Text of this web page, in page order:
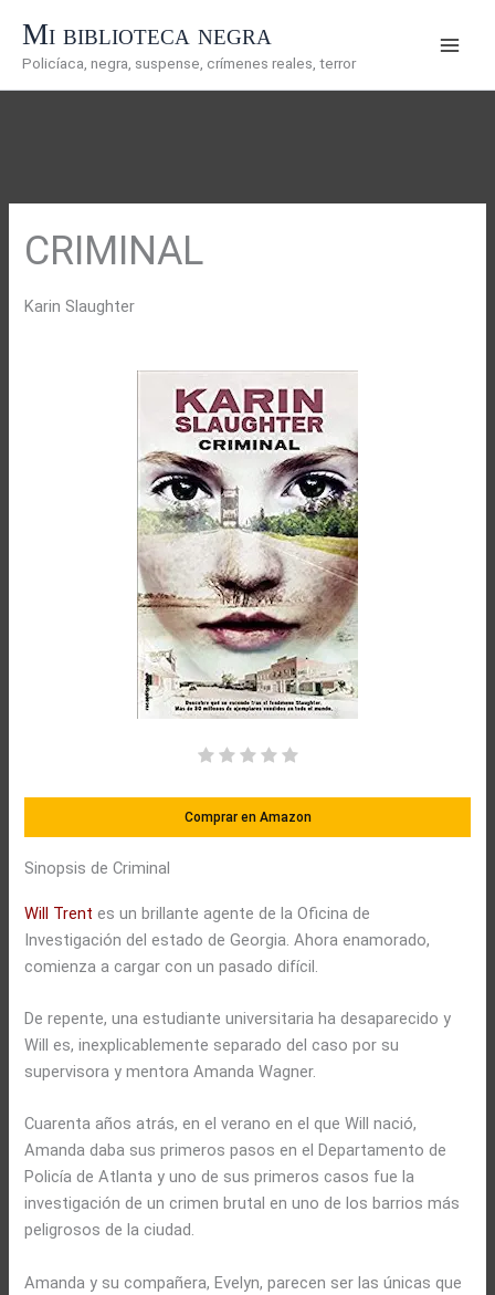
contenido
Mi biblioteca negra
Policíaca, negra, suspense, crímenes reales, terror
CRIMINAL
Karin Slaughter
Comprar en Amazon
Sinopsis de Criminal
Will Trent es un brillante agente de la Oficina de
Investigación del estado de Georgia. Ahora enamorado,
comienza a cargar con un pasado difícil.
De repente, una estudiante universitaria ha desaparecido y
Will es, inexplicablemente separado del caso por su
supervisora y mentora Amanda Wagner.
Cuarenta años atrás, en el verano en el que Will nació,
Amanda daba sus primeros pasos en el Departamento de
Policía de Atlanta y uno de sus primeros casos fue la
investigación de un crimen brutal en uno de los barrios más
peligrosos de la ciudad.
Amanda y su compañera, Evelyn, parecen ser las únicas que